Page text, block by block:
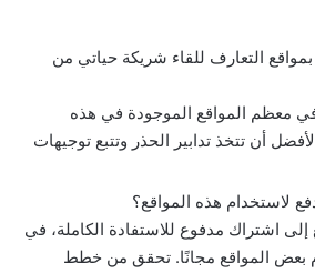
التعارف للقاء شريكة حياتي من
معظم المواقع الموجودة في هذه
أن تتخذ تدابير الحذر وتتبع توجيهات
لاستخدام هذه المواقع؟
اشتراك مدفوع للاستفادة الكاملة، في
بعض المواقع مجانًا. تحقق من خطط